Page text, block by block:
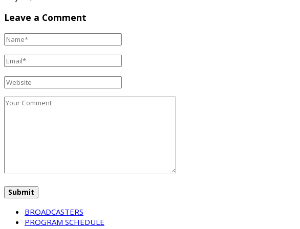
Leave a Comment
BROADCASTERS
PROGRAM SCHEDULE